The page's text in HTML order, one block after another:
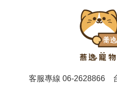
客服專線06-2628866